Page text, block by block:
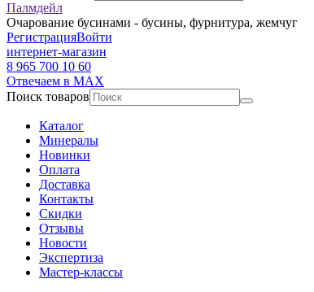
Палмдейл
Очарование бусинами - бусины, фурнитура, жемчуг
РегистрацияВойти
интернет-магазин
8 965 700 10 60
Отвечаем в MAX
Поиск товаров
Каталог
Минералы
Новинки
Оплата
Доставка
Контакты
Скидки
Отзывы
Новости
Экспертиза
Мастер-классы